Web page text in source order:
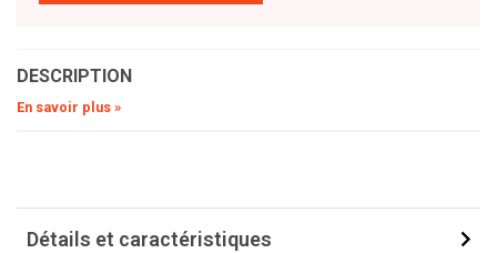
DESCRIPTION
En savoir plus »
Détails et caractéristiques